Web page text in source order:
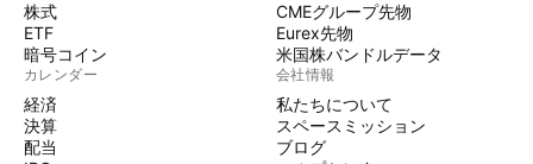
株式
ETF
暗号コイン
カレンダー
経済
決算
配当
CMEグループ先物
Eurex先物
米国株バンドルデータ
会社情報
私たちについて
スペースミッション
ブログ